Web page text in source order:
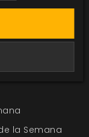
Rol Juego de
la Semana